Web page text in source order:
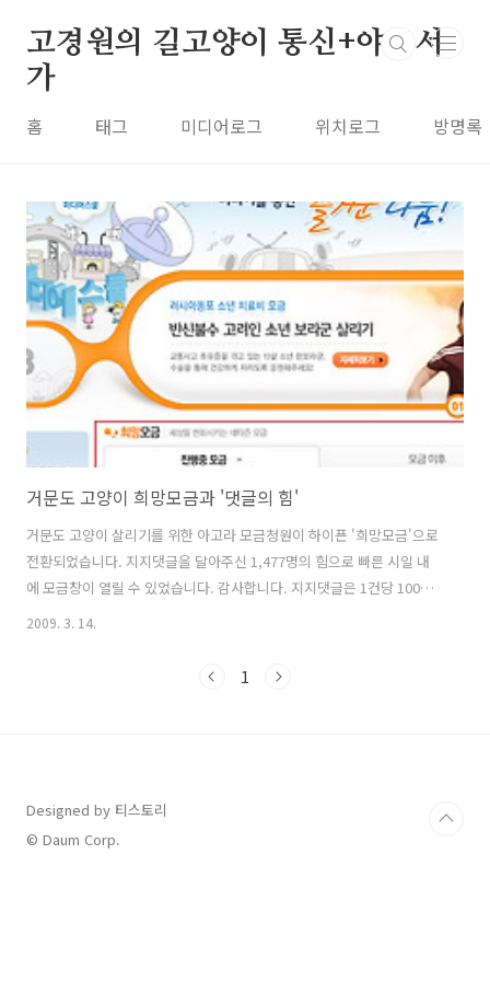
고경원의 길고양이 통신+야옹서
가
홈 태그 미디어로그 위치로그 방명록
거문도 고양이 희망모금과 '댓글의 힘'
거문도 고양이 살리기를 위한 아고라 모금청원이 하이픈 '희망모금'으로
전환되었습니다. 지지댓글을 달아주신 1,477명의 힘으로 빠른 시일 내
에 모금창이 열릴 수 있었습니다. 감사합니다. 지지댓글은 1건당 100원
의 UCC기부금으로 환산되어 147,700원의 모금액으로 적립되었습니다.
니다. 1. 만약 다음캐시 잔액이 있다면, 다음캐시를 기부해주시면 됩니
2009. 3. 14.
1
Designed by 티스토리
© Daum Corp.